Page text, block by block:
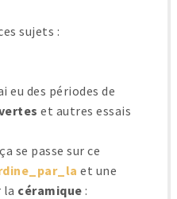
sujets :
eu des périodes de
et autres essais
se passe sur ce
et une
la céramique :